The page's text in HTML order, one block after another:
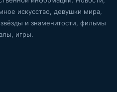
искусство, девушки мира,
и знаменитости, фильмы
игры.